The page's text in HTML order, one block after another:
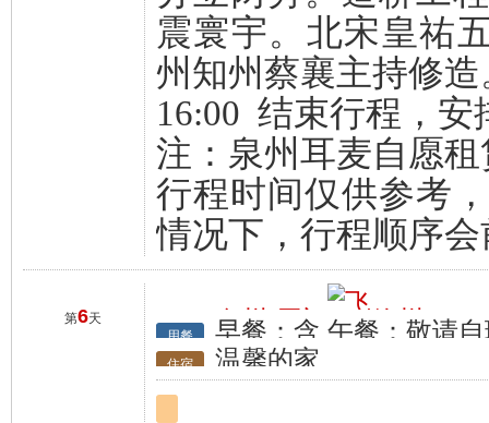
震寰宇。北宋皇祐
州知州蔡襄主持修造
16:00 结束行程，安
注：泉州耳麦自愿租
行程时间仅供参考
情况下，行程顺序
第6天 行程 泉州/厦门 徐州
用餐 早餐：含 午餐：敬请
住宿 温馨的家